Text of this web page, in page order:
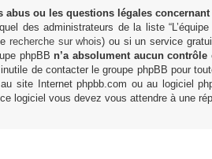
abus ou les questions légales
des administrateurs de la liste
recherche sur whois) ou si un service
phpBB n’a absolument aucun contrôle
de contacter le groupe phpBB pour
site Internet phpbb.com ou au logiciel
logiciel vous devez vous attendre à une